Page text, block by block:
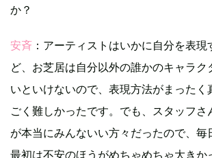
か？
安斉 ：アーティストはいかに自分を表
ど、お芝居は自分以外の誰かのキャラク
いといけないので、表現方法がまったく
ごく難しかったです。でも、スタッフさ
が本当にみんないい方々だったので、毎
最初は不安のほうがめちゃめちゃ大きか